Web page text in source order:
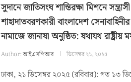
সুদানে জাতিসংঘ শান্তিরক্ষা মিশনে
শাহাদাতবরণকারী বাংলাদেশ সেনাবাহিনীর
নামাজে জানাযা অনুষ্ঠিত: যথাযথ রাষ্ট্রীয়
Author:আইএসপিআর ডিসেম্বর ২১, ২০২৫
ঢাকা, ২১ ডিসেম্বর ২০২৫ (রবিবার): গত ১৩